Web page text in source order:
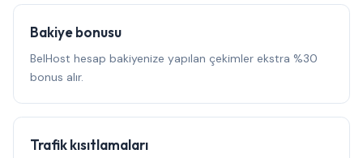
Bakiye bonusu
BelHost hesap bakiyenize yapılan çekimler ekstra %30
bonus alır.
Trafik kısıtlamaları